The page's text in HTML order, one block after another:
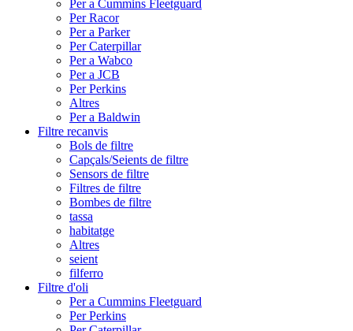
Per a Cummins Fleetguard
Per Racor
Per a Parker
Per Caterpillar
Per a Wabco
Per a JCB
Per Perkins
Altres
Per a Baldwin
Filtre recanvis
Bols de filtre
Capçals/Seients de filtre
Sensors de filtre
Filtres de filtre
Bombes de filtre
tassa
habitatge
Altres
seient
filferro
Filtre d'oli
Per a Cummins Fleetguard
Per Perkins